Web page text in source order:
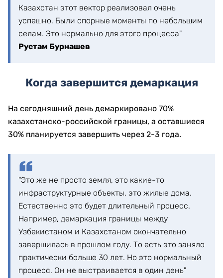
Казахстан этот вектор реализовал очень
успешно. Были спорные моменты по небольшим
селам. Это нормально для этого процесса"
Рустам Бурнашев
Когда завершится демаркация
На сегодняшний день демаркировано 70%
казахстанско-российской границы, а оставшиеся
30% планируется завершить через 2-3 года.
"Это же не просто земля, это какие-то
инфраструктурные объекты, это жилые дома.
Естественно это будет длительный процесс.
Например, демаркация границы между
Узбекистаном и Казахстаном окончательно
завершилась в прошлом году. То есть это заняло
практически больше 30 лет. Но это нормальный
процесс. Он не выстраивается в один день"